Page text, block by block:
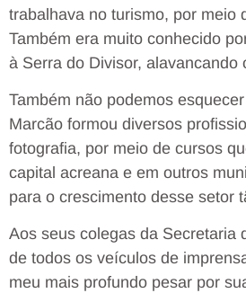
trabalhava no turismo, por meio
Também era muito conhecido
à Serra do Divisor, alavancando
Também não podemos
Marcão formou diversos
fotografia, por meio de cursos
capital acreana e em outros
para o crescimento desse setor
Aos seus colegas da Secretaria
de todos os veículos de
meu mais profundo pesar por